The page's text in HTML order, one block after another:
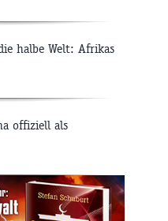
halbe Welt: Afrikas
offiziell als